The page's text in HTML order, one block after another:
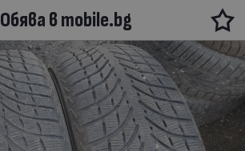
Обява в mobile.bg